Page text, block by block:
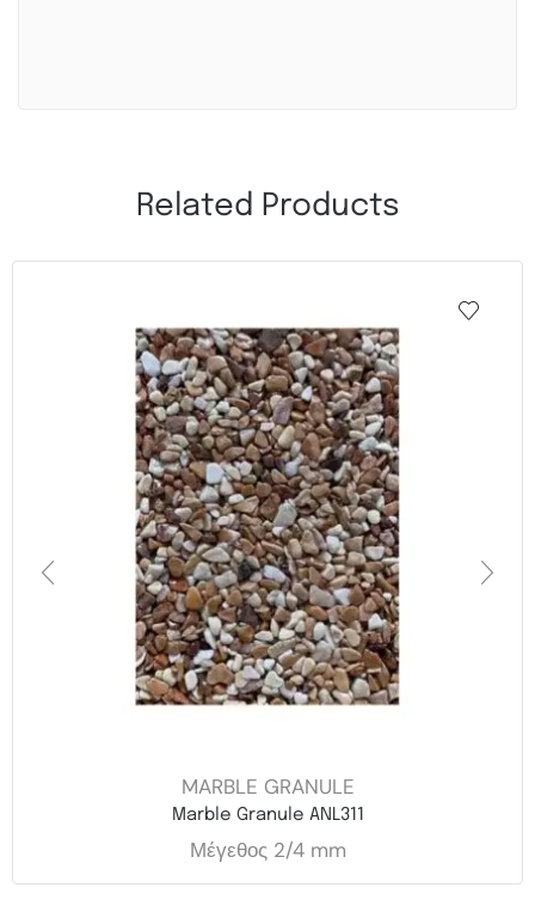
Related Products
MARBLE GRANULE
Marble Granule ANL311
Μέγεθος 2/4 mm